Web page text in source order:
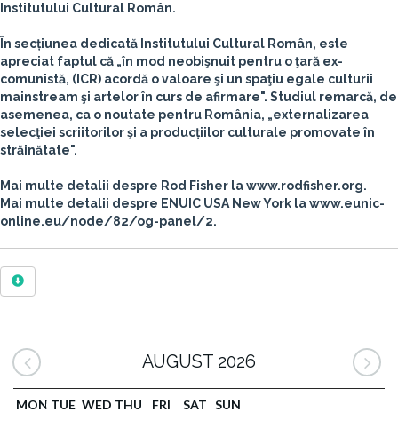
Institutului Cultural Român.
În secțiunea dedicată Institutului Cultural Român, este
apreciat faptul că „în mod neobişnuit pentru o ţară ex-
comunistă, (ICR) acordă o valoare şi un spaţiu egale culturii
mainstream şi artelor în curs de afirmare". Studiul remarcă, de
asemenea, ca o noutate pentru România, „externalizarea
selecţiei scriitorilor şi a producțiilor culturale promovate în
străinătate".
Mai multe detalii despre Rod Fisher la www.rodfisher.org.
Mai multe detalii despre ENUIC USA New York la www.eunic-
online.eu/node/82/og-panel/2.
AUGUST 2026
MON TUE WED THU FRI SAT SUN